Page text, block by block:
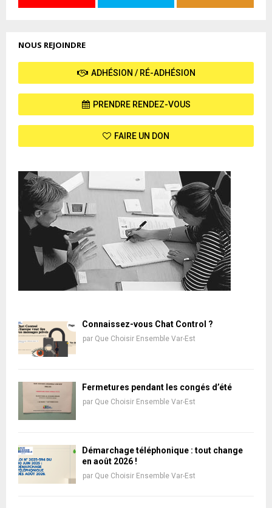
NOUS REJOINDRE
ADHÉSION / RÉ-ADHÉSION
PRENDRE RENDEZ-VOUS
FAIRE UN DON
Connaissez-vous Chat Control ?
par Que Choisir Ensemble Var-Est
Fermetures pendant les congés d’été
par Que Choisir Ensemble Var-Est
Démarchage téléphonique : tout change
en août 2026 !
par Que Choisir Ensemble Var-Est